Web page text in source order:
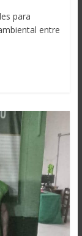
para
entre